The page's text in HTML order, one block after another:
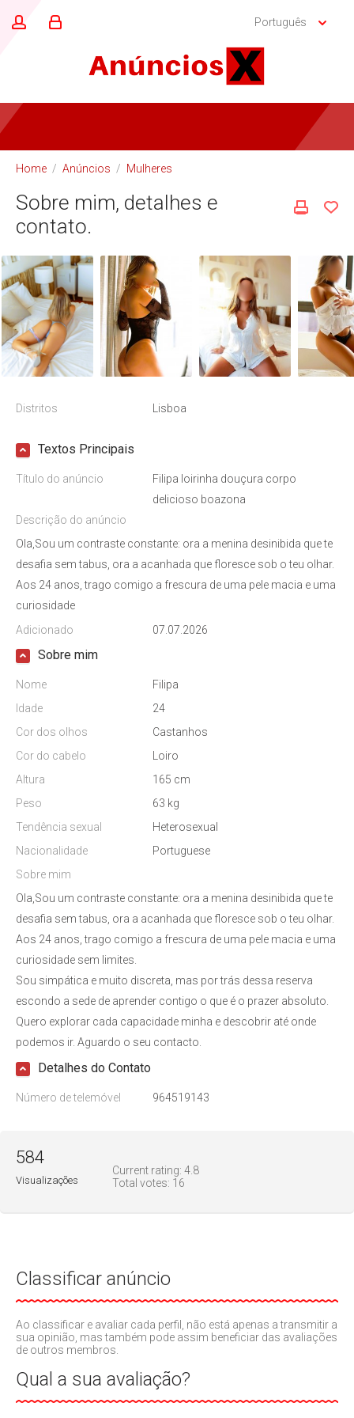
Português
Home / Anúncios / Mulheres
Sobre mim, detalhes e
contato.
Distritos Lisboa
Textos Principais
Título do anúncio
Filipa loirinha douçura corpo
delicioso boazona
Descrição do anúncio
Ola,Sou um contraste constante: ora a menina desinibida que te
desafia sem tabus, ora a acanhada que floresce sob o teu olhar.
Aos 24 anos, trago comigo a frescura de uma pele macia e uma
curiosidade
Adicionado
07.07.2026
Sobre mim
Nome
Filipa
Idade
24
Cor dos olhos
Castanhos
Cor do cabelo
Loiro
Altura
165 cm
Peso
63 kg
Tendência sexual
Heterosexual
Nacionalidade
Portuguese
Sobre mim
Ola,Sou um contraste constante: ora a menina desinibida que te
desafia sem tabus, ora a acanhada que floresce sob o teu olhar.
Aos 24 anos, trago comigo a frescura de uma pele macia e uma
curiosidade sem limites.
Sou simpática e muito discreta, mas por trás dessa reserva
escondo a sede de aprender contigo o que é o prazer absoluto.
Quero explorar cada capacidade minha e descobrir até onde
podemos ir. Aguardo o seu contacto.
Detalhes do Contato
Número de telemóvel 964519143
Current rating: 4.8
Total votes: 16
584
Visualizações
Classificar anúncio
Ao classificar e avaliar cada perfil, não está apenas a transmitir a
sua opinião, mas também pode assim beneficiar das avaliações
de outros membros.
Qual a sua avaliação?